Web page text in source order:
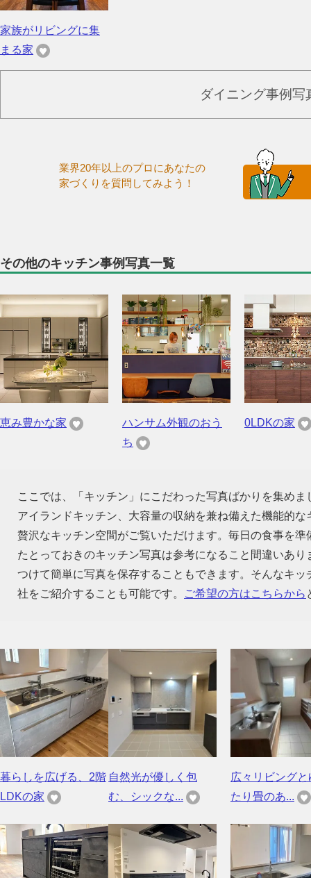
家族がリビングに集
まる家
ダイニング事例写
業界20年以上のプロにあなたの
家づくりを質問してみよう！
その他のキッチン事例写真一覧
恵み豊かな家
ハンサム外観のおう
ち
0LDKの家
ここでは、「キッチン」にこだわった写真ばかりを集め
アイランドキッチン、大容量の収納を兼ね備えた機能的
贅沢なキッチン空間がご覧いただけます。毎日の食事を
たとっておきのキッチン写真は参考になること間違いあ
つけて簡単に写真を保存することもできます。そんなキ
社をご紹介することも可能です。
ご希望の方はこちらから
暮らしを広げる、2階
LDKの家
自然光が優しく包
む、シックな...
広々リビングと
たり畳のあ...